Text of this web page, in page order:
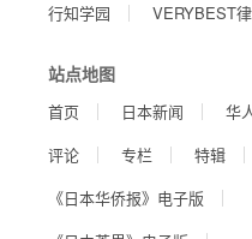
行知学园
VERYBEST
站点地图
首页 日本新闻 华
评论
专栏 特辑
《日本华侨报》电子版